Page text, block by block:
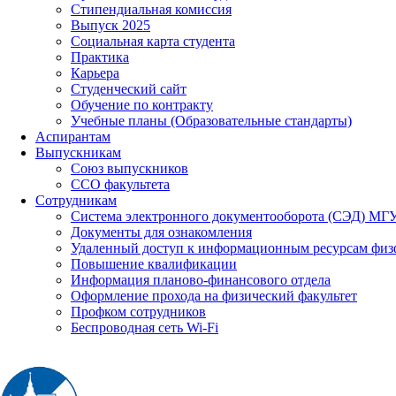
Стипендиальная комиссия
Выпуск 2025
Социальная карта студента
Практика
Карьера
Студенческий сайт
Обучение по контракту
Учебные планы (Образовательные стандарты)
Аспирантам
Выпускникам
Союз выпускников
ССО факультета
Сотрудникам
Система электронного документооборота (СЭД)
Документы для ознакомления
Удаленный доступ к информационным ресурсам
Повышение квалификации
Информация планово-финансового отдела
Оформление прохода на физический факультет
Профком сотрудников
Беспроводная сеть Wi-Fi